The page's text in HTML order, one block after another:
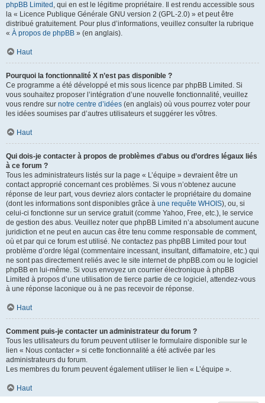
phpBB Limited , qui en est le légitime propriétaire. Il est rendu accessible sous
la « Licence Publique Générale GNU version 2 (GPL-2.0) » et peut être
distribué gratuitement. Pour plus d’informations, veuillez consulter la rubrique
« À propos de phpBB » (en anglais).
Haut
Pourquoi la fonctionnalité X n’est pas disponible ?
Ce programme a été développé et mis sous licence par phpBB Limited. Si
vous souhaitez proposer l’intégration d’une nouvelle fonctionnalité, veuillez
vous rendre sur notre centre d’idées (en anglais) où vous pourrez voter pour
les idées soumises par d’autres utilisateurs et suggérer les vôtres.
Haut
Qui dois-je contacter à propos de problèmes d’abus ou d’ordres légaux liés
à ce forum ?
Tous les administrateurs listés sur la page « L’équipe » devraient être un
contact approprié concernant ces problèmes. Si vous n’obtenez aucune
réponse de leur part, vous devriez alors contacter le propriétaire du domaine
(dont les informations sont disponibles grâce à une requête WHOIS), ou, si
celui-ci fonctionne sur un service gratuit (comme Yahoo, Free, etc.), le service
de gestion des abus. Veuillez noter que phpBB Limited n’a absolument aucune
juridiction et ne peut en aucun cas être tenu comme responsable de comment,
où et par qui ce forum est utilisé. Ne contactez pas phpBB Limited pour tout
problème d’ordre légal (commentaire incessant, insultant, diffamatoire, etc.) qui
ne sont pas directement reliés avec le site internet de phpBB.com ou le logiciel
phpBB en lui-même. Si vous envoyez un courrier électronique à phpBB
Limited à propos d’une utilisation de tierce partie de ce logiciel, attendez-vous
à une réponse laconique ou à ne pas recevoir de réponse.
Haut
Comment puis-je contacter un administrateur du forum ?
Tous les utilisateurs du forum peuvent utiliser le formulaire disponible sur le
lien « Nous contacter » si cette fonctionnalité a été activée par les
administrateurs du forum.
Les membres du forum peuvent également utiliser le lien « L’équipe ».
Haut